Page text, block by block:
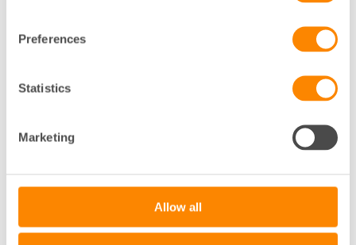
Preferences
Statistics
Marketing
Allow all
För vem passar ett rörligt elavtal?
Vad är det för skillnad på ett förvaltat och